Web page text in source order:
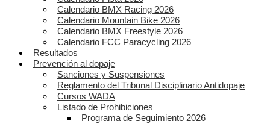
Calendario BMX Racing 2026
Calendario Mountain Bike 2026
Calendario BMX Freestyle 2026
Calendario FCC Paracycling 2026
Resultados
Prevención al dopaje
Sanciones y Suspensiones
Reglamento del Tribunal Disciplinario Antidopaje
Cursos WADA
Listado de Prohibiciones
Programa de Seguimiento 2026